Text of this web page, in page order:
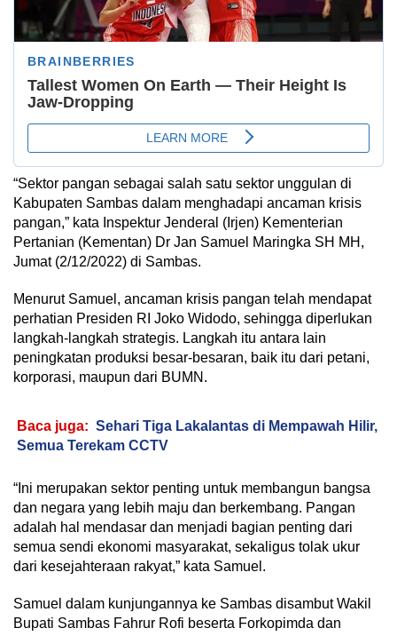
“Sektor pangan sebagai salah satu sektor unggulan di
Kabupaten Sambas dalam menghadapi ancaman krisis
pangan,” kata Inspektur Jenderal (Irjen) Kementerian
Pertanian (Kementan) Dr Jan Samuel Maringka SH MH,
Jumat (2/12/2022) di Sambas.
Menurut Samuel, ancaman krisis pangan telah mendapat
perhatian Presiden RI Joko Widodo, sehingga diperlukan
langkah-langkah strategis. Langkah itu antara lain
peningkatan produksi besar-besaran, baik itu dari petani,
korporasi, maupun dari BUMN.
Baca juga: Sehari Tiga Lakalantas di Mempawah Hilir,
Semua Terekam CCTV
“Ini merupakan sektor penting untuk membangun bangsa
dan negara yang lebih maju dan berkembang. Pangan
adalah hal mendasar dan menjadi bagian penting dari
semua sendi ekonomi masyarakat, sekaligus tolak ukur
dari kesejahteraan rakyat,” kata Samuel.
Samuel dalam kunjungannya ke Sambas disambut Wakil
Bupati Sambas Fahrur Rofi beserta Forkopimda dan